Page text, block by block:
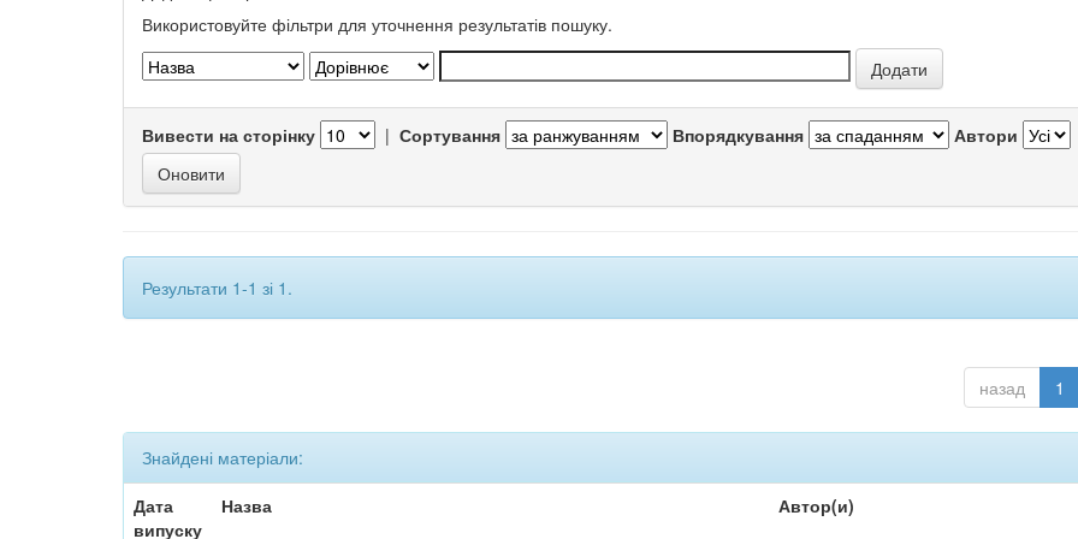
Використовуйте фільтри для уточнення результатів пошуку.
Вивести на сторінку | Сортування Впорядкування Автори
Результати 1-1 зі 1.
назад 1
Знайдені матеріали:
Дата
випуску
Назва Автор(и)